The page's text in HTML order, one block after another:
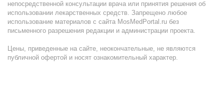
непосредственной консультации врача или принятия решения об
использовании лекарственных средств. Запрещено любое
использование материалов с сайта MosMedPortal.ru без
письменного разрешения редакции и администрации проекта.
Цены, приведенные на сайте, неокончательные, не являются
публичной офертой и носят ознакомительный характер.